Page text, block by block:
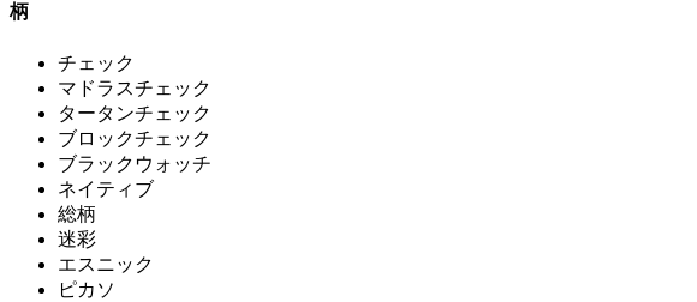
柄
チェック
マドラスチェック
タータンチェック
ブロックチェック
ブラックウォッチ
ネイティブ
総柄
迷彩
エスニック
ピカソ